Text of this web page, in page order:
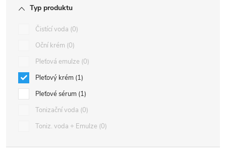
Typ produktu
Čistící voda 0
Oční krém 0
Pleťová emulze 0
Pleťový krém 1
Pleťové sérum 1
Tonizační voda 0
Toniz. voda + Emulze 0